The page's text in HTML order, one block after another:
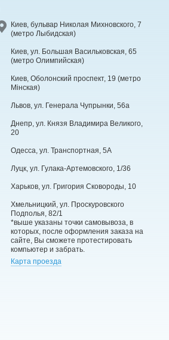
Киев, бульвар Николая Михновского, 7
(метро Лыбидская)
Киев, ул. Большая Васильковская, 65
(метро Олимпийская)
Киев, Оболонский проспект, 19 (метро
Мінская)
Львов, ул. Генерала Чупрынки, 56а
Днепр, ул. Князя Владимира Великого,
20
Одесса, ул. Транспортная, 5А
Луцк, ул. Гулака-Артемовского, 1/36
Харьков, ул. Григория Сковороды, 10
Хмельницкий, ул. Проскуровского
Подполья, 82/1
*выше указаны точки самовывоза, в
которых, после оформления заказа на
сайте, Вы сможете протестировать
компьютер и забрать.
Карта проезда